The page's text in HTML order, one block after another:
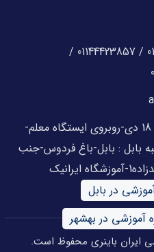
01133202976 / 01133202978 / 01144423857 /
شعبه ساری : ساری-خیابان 18 دی-روبروی ایستگاه معلم-
بابل : بابل-باغ فردوس-جنب
در بابل
آموزشی در بهشهر